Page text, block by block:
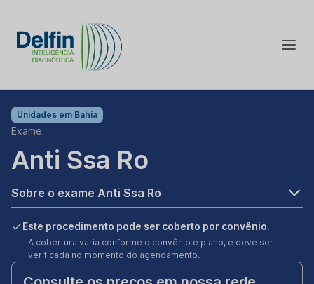
Unidades em Bahia
Exame
Anti Ssa Ro
Sobre o exame Anti Ssa Ro
Este procedimento pode ser coberto por convênio.
A cobertura varia conforme o convênio e plano, e deve ser
verificada no momento do agendamento.